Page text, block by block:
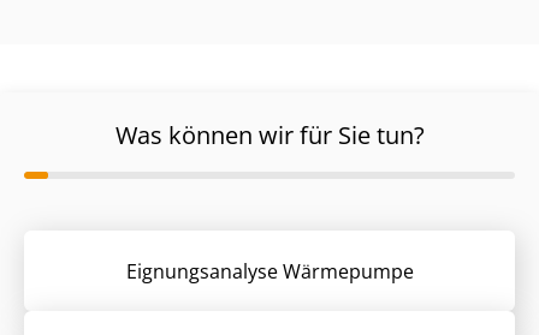
Was können wir für Sie tun?
Eignungsanalyse Wärmepumpe